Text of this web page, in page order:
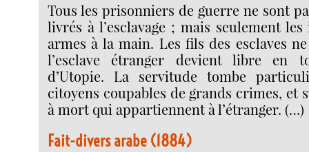
Tous les prisonniers de guerre ne sont
livrés à l’esclavage ; mais seulement
armes à la main. Les fils des esclaves
l’esclave étranger devient libre en
d’Utopie. La servitude tombe
citoyens coupables de grands crimes, et
à mort qui appartiennent à l’étranger. (…)
Fait-divers arabe (1884)